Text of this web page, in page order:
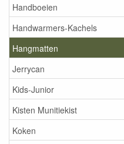
Handboeien
Handwarmers-Kachels
Hangmatten
Jerrycan
Kids-Junior
Kisten Munitiekist
Koken